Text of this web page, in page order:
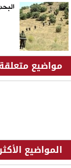
مواضيع
المواضيع